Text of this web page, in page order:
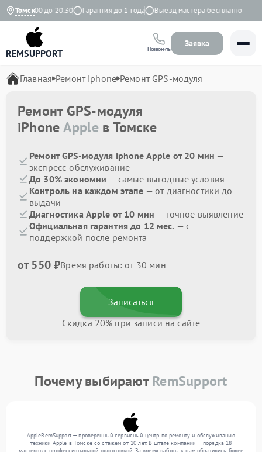
Томск
с 9:00 до 20:30 Гарантия до 1 года Выезд мастера бесплатно
REMSUPPORT Позвонить
Заявка
Главная Ремонт iphone Ремонт GPS-модуля
Ремонт GPS-модуля
iPhoneAppleв Томске
Ремонт GPS-модуля iphone Apple от 20 мин —
экспресс-обслуживание
До 30% экономии — самые выгодные условия
Контроль на каждом этапе — от диагностики до
выдачи
Диагностика Apple от 10 мин — точное выявление
Официальная гарантия до 12 мес. — с
поддержкой после ремонта
от 550 ₽Время работы: от 30 мин
Записаться
Скидка 20% при записи на сайте
Почему выбираютRemSupport
AppleRemSupport — проверенный сервисный центр по ремонту и обслуживанию
техники Apple в Томске со стажем от 10 лет. В штате компании — порядка 18